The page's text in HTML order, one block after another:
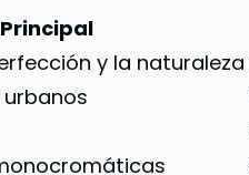
y la naturaleza